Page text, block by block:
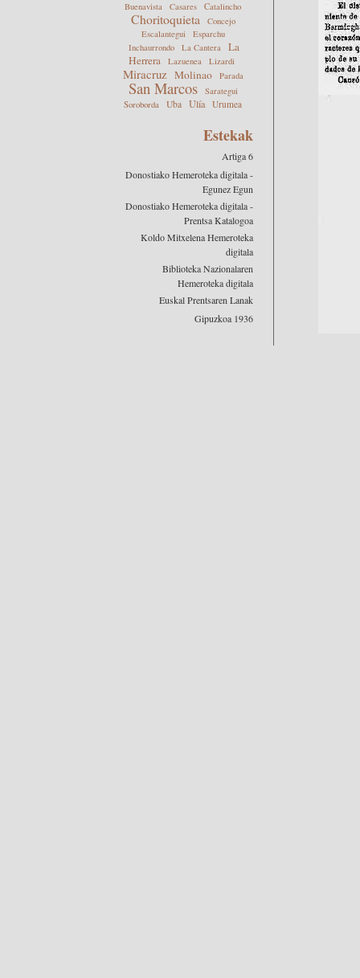
Buenavista
Casares Catalincho
Choritoquieta
Concejo
Escalantegui
Esparchu
Inchaurrondo
La Cantera
La
Herrera
Lazuenea Lizardi
Miracruz Molinao Parada
San Marcos
Sarategui
Soroborda
Uba Ulía Urumea
Estekak
Artiga 6
Donostiako Hemeroteka digitala -
Egunez Egun
Donostiako Hemeroteka digitala -
Prentsa Katalogoa
Koldo Mitxelena Hemeroteka
digitala
Biblioteka Nazionalaren
Hemeroteka digitala
Euskal Prentsaren Lanak
Gipuzkoa 1936